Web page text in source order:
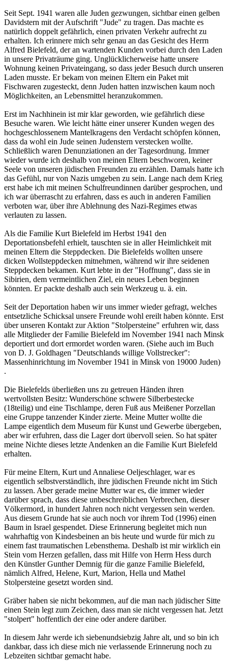
Seit Sept. 1941 waren alle Juden gezwungen, sichtbar einen gelben
Davidstern mit der Aufschrift "Jude" zu tragen. Das machte es
natürlich doppelt gefährlich, einen privaten Verkehr aufrecht zu
erhalten. Ich erinnere mich sehr genau an das Gesicht des Herrn
Alfred Bielefeld, der an wartenden Kunden vorbei durch den Laden
in unsere Privaträume ging. Unglücklicherweise hatte unsere
Wohnung keinen Privateingang, so dass jeder Besuch durch unseren
Laden musste. Er bekam von meinen Eltern ein Paket mit
Fischwaren zugesteckt, denn Juden hatten inzwischen kaum noch
Möglichkeiten, an Lebensmittel heranzukommen.
Erst im Nachhinein ist mir klar geworden, wie gefährlich diese
Besuche waren. Wie leicht hätte einer unserer Kunden wegen des
hochgeschlossenem Mantelkragens den Verdacht schöpfen können,
dass da wohl ein Jude seinen Judenstern verstecken wollte.
Schließlich waren Denunziationen an der Tagesordnung. Immer
wieder wurde ich deshalb von meinen Eltern beschworen, keiner
Seele von unseren jüdischen Freunden zu erzählen. Damals hatte ich
das Gefühl, nur von Nazis umgeben zu sein. Lange nach dem Krieg
erst habe ich mit meinen Schulfreundinnen darüber gesprochen, und
ich war überrascht zu erfahren, dass es auch in anderen Familien
verboten war, über ihre Ablehnung des Nazi-Regimes etwas
verlauten zu lassen.
Als die Familie Kurt Bielefeld im Herbst 1941 den
Deportationsbefehl erhielt, tauschten sie in aller Heimlichkeit mit
meinen Eltern die Steppdecken. Die Bielefelds wollten unsere
dicken Wollsteppdecken mitnehmen, während wir ihre seidenen
Steppdecken bekamen. Kurt lebte in der "Hoffnung", dass sie in
Sibirien, dem vermeintlichen Ziel, ein neues Leben beginnen
könnten. Er packte deshalb auch sein Werkzeug u. ä. ein.
Seit der Deportation haben wir uns immer wieder gefragt, welches
entsetzliche Schicksal unsere Freunde wohl ereilt haben könnte. Erst
über unseren Kontakt zur Aktion "Stolpersteine" erfuhren wir, dass
alle Mitglieder der Familie Bielefeld im November 1941 nach Minsk
deportiert und dort ermordet worden waren. (Siehe auch im Buch
von D. J. Goldhagen "Deutschlands willige Vollstrecker":
Massenhinrichtung im November 1941 in Minsk von 19000 Juden)
.
Die Bielefelds überließen uns zu getreuen Händen ihren
wertvollsten Besitz: Wunderschöne schwere Silberbestecke
(18teilig) und eine Tischlampe, deren Fuß aus Meißener Porzellan
eine Gruppe tanzender Kinder zierte. Meine Mutter wollte die
Lampe eigentlich dem Museum für Kunst und Gewerbe übergeben,
aber wir erfuhren, dass die Lager dort übervoll seien. So hat später
meine Nichte dieses letzte Andenken an die Familie Kurt Bielefeld
erhalten.
Für meine Eltern, Kurt und Annaliese Oeljeschlager, war es
eigentlich selbstverständlich, ihre jüdischen Freunde nicht im Stich
zu lassen. Aber gerade meine Mutter war es, die immer wieder
darüber sprach, dass diese unbeschreiblichen Verbrechen, dieser
Völkermord, in hundert Jahren noch nicht vergessen sein werden.
Aus diesem Grunde hat sie auch noch vor ihrem Tod (1996) einen
Baum in Israel gespendet. Diese Erinnerung begleitet mich nun
wahrhaftig von Kindesbeinen an bis heute und wurde für mich zu
einem fast traumatischen Lebensthema. Deshalb ist mir wirklich ein
Stein vom Herzen gefallen, dass mit Hilfe von Herrn Hess durch
den Künstler Gunther Demnig für die ganze Familie Bielefeld,
nämlich Alfred, Helene, Kurt, Marion, Hella und Mathel
Stolpersteine gesetzt worden sind.
Gräber haben sie nicht bekommen, auf die man nach jüdischer Sitte
einen Stein legt zum Zeichen, dass man sie nicht vergessen hat. Jetzt
"stolpert" hoffentlich der eine oder andere darüber.
In diesem Jahr werde ich siebenundsiebzig Jahre alt, und so bin ich
dankbar, dass ich diese mich nie verlassende Erinnerung noch zu
Lebzeiten sichtbar gemacht habe.